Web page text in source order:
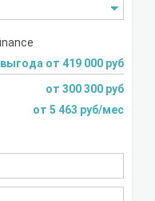
от 419 000 руб
от 300 300 руб
от 5 463 руб/мес